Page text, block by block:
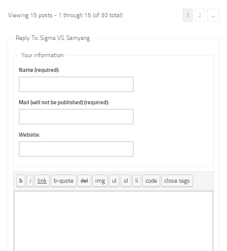
Viewing 15 posts - 1 through 15 (of 30 total) 1 2 →
Reply To: Sigma VS. Samyang
Your information:
Name (required):
Mail (will not be published) (required):
Website: